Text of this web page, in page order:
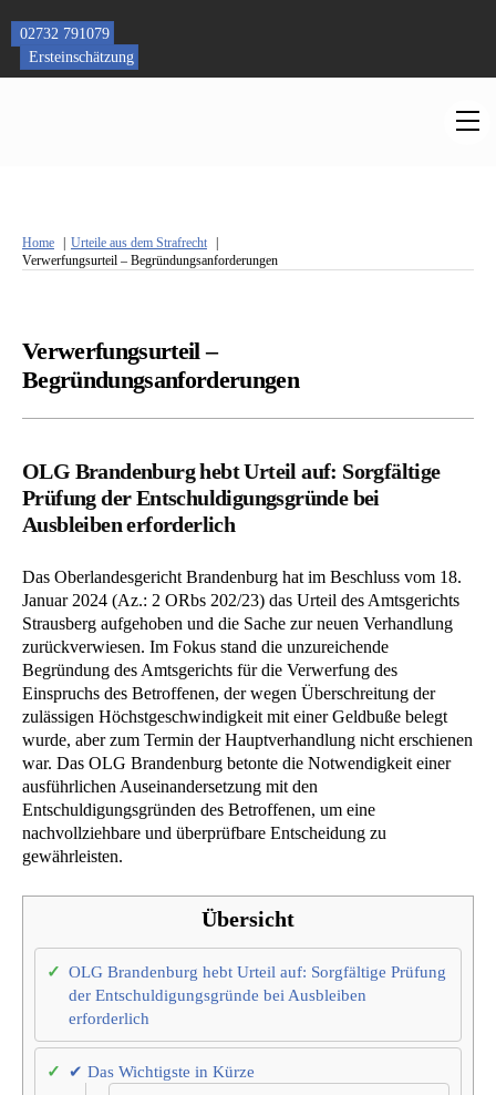
content
02732 791079
Ersteinschätzung
Home
Urteile aus dem Strafrecht
Verwerfungsurteil – Begründungsanforderungen
Verwerfungsurteil –
Begründungsanforderungen
OLG Brandenburg hebt Urteil auf: Sorgfältige
Prüfung der Entschuldigungsgründe bei
Ausbleiben erforderlich
Das Oberlandesgericht Brandenburg hat im Beschluss vom 18.
Januar 2024 (Az.: 2 ORbs 202/23) das Urteil des Amtsgerichts
Strausberg aufgehoben und die Sache zur neuen Verhandlung
zurückverwiesen. Im Fokus stand die unzureichende
Begründung des Amtsgerichts für die Verwerfung des
Einspruchs des Betroffenen, der wegen Überschreitung der
zulässigen Höchstgeschwindigkeit mit einer Geldbuße belegt
wurde, aber zum Termin der Hauptverhandlung nicht erschienen
war. Das OLG Brandenburg betonte die Notwendigkeit einer
ausführlichen Auseinandersetzung mit den
Entschuldigungsgründen des Betroffenen, um eine
nachvollziehbare und überprüfbare Entscheidung zu
gewährleisten.
Übersicht
OLG Brandenburg hebt Urteil auf: Sorgfältige Prüfung
der Entschuldigungsgründe bei Ausbleiben
erforderlich
✔ Das Wichtigste in Kürze